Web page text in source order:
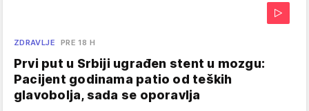
ZDRAVLJE PRE 18 H
Prvi put u Srbiji ugrađen stent u mozgu:
Pacijent godinama patio od teških
glavobolja, sada se oporavlja